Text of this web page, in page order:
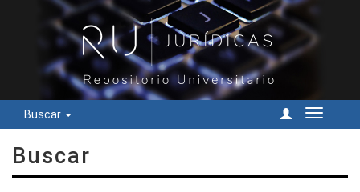
Buscar
Cambiar
Buscar